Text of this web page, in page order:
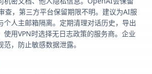
查，第三方平台保留期限不明。建议为AI服
个人主邮箱隔离。定期清理对话历史，导出
使用VPN时选择无日志政策的服务商。企业
，防止敏感数据泄露。